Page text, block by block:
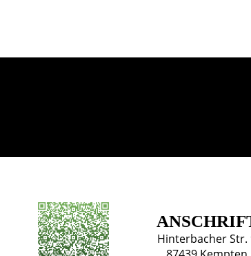
Hinterbacher Str.